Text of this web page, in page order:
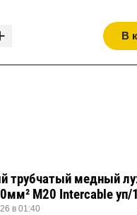
В
трубчатый медный
M20 Intercable уп/
в 01:40